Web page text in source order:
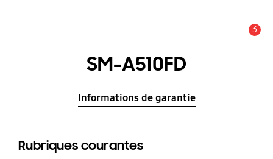
3
SM-A510FD
Informations de garantie
Rubriques courantes